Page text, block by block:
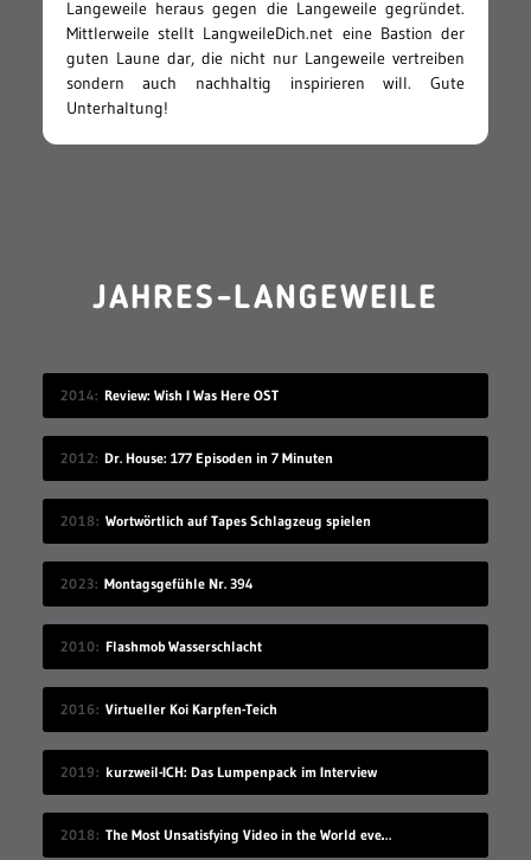
Langeweile heraus gegen die Langeweile gegründet.
Mittlerweile stellt LangweileDich.net eine Bastion der
guten Laune dar, die nicht nur Langeweile vertreiben
sondern auch nachhaltig inspirieren will. Gute
Unterhaltung!
JAHRES-LANGEWEILE
2014 Review: Wish I Was Here OST
2012 Dr. House: 177 Episoden in 7 Minuten
2018 Wortwörtlich auf Tapes Schlagzeug spielen
2023 Montagsgefühle Nr. 394
2010 Flashmob Wasserschlacht
2016 Virtueller Koi Karpfen-Teich
2019 kurzweil-ICH: Das Lumpenpack im Interview
2018 The Most Unsatisfying Video in the World ever made – part 2